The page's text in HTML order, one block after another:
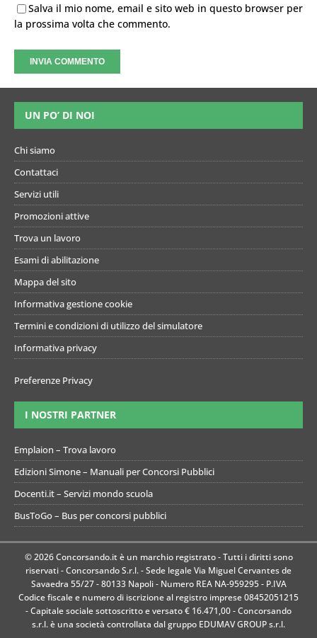
Salva il mio nome, email e sito web in questo browser per
la prossima volta che commento.
UN PO’ DI NOI
Chi siamo
Contattaci
Servizi utili
Promozioni attive
Trova un lavoro
Esami di abilitazione
Mappa del sito
Informativa gestione cookie
Termini e condizioni di utilizzo del simulatore
Informativa privacy
Preferenze Privacy
I NOSTRI PARTNER
Emplaion – Trova lavoro
Edizioni Simone – Manuali per Concorsi Pubblici
Docenti.it – Servizi mondo scuola
BusToGo – Bus per concorsi pubblici
© 2026 Concorsando.it è un marchio registrato - Tutti i diritti sono
riservati - Concorsando S.r.l. - Sede legale Via Miguel Cervantes de
Savaedra 55/27 - 80133 Napoli - Numero REA NA-959295 - P.IVA
Codice fiscale e numero di iscrizione al registro imprese 08452051215
- Capitale sociale sottoscritto e versato € 16.471,00 - Concorsando
s.r.l. è una società controllata dal gruppo EDUMAV GROUP s.r.l.